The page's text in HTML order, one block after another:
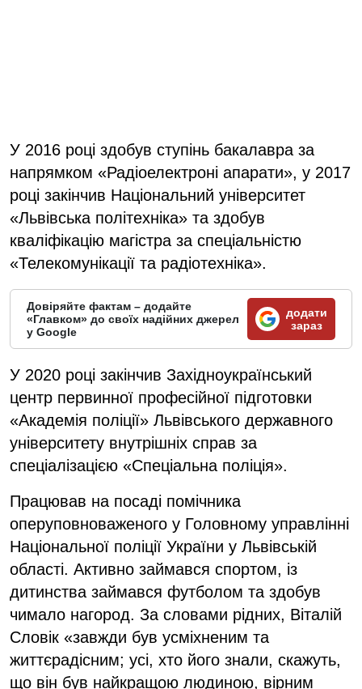
У 2016 році здобув ступінь бакалавра за
напрямком «Радіоелектроні апарати», у 2017
році закінчив Національний університет
«Львівська політехніка» та здобув
кваліфікацію магістра за спеціальністю
«Телекомунікації та радіотехніка».
Довіряйте фактам – додайте
«Главком» до своїх надійних джерел
у Google
додати
зараз
У 2020 році закінчив Західноукраїнський
центр первинної професійної підготовки
«Академія поліції» Львівського державного
університету внутрішніх справ за
спеціалізацією «Спеціальна поліція».
Працював на посаді помічника
оперуповноваженого у Головному управлінні
Національної поліції України у Львівській
області. Активно займався спортом, із
дитинства займався футболом та здобув
чимало нагород. За словами рідних, Віталій
Словік «завжди був усміхненим та
життєрадісним; усі, хто його знали, скажуть,
що він був найкращою людиною, вірним